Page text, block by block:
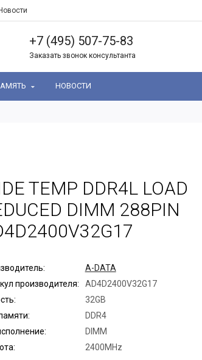
Новости
+7 (495) 507-75-83
Заказать звонок консультанта
НОВОСТИ
TEMP DDR4L LOAD
DIMM 288PIN
A-DATA
производителя:
AD4D2400V32G17
32GB
DDR4
DIMM
2400MHz